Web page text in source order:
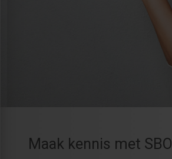
Maak kennis met SBO